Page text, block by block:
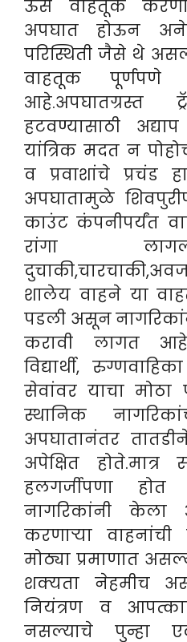
ऊस वाहतूक
अपघात होऊन
परिस्थिती जैसे थे
वाहतूक पूर्णपणे
आहे.अपघातग्रस्त
हटवण्यासाठी
यांत्रिक मदत न
व प्रवाशांचे प्रचंड
अपघातामुळे
काउंट कंपनीपर्यंत
रांगा
शालेय वाहने या
पडली असून
करावी लागत
विद्यार्थी,
सेवांवर याचा मोठा
स्थानिक
अपघातानंतर
अपेक्षित
हलगर्जीपणा
नागरिकांनी
करणाऱ्या
मोठ्या प्रमाणात
शक्यता नेहमीच
नियंत्रण व
नसल्याचे पुन्हा